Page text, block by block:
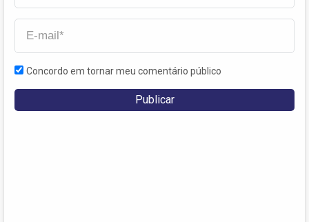
Concordo em tornar meu comentário público